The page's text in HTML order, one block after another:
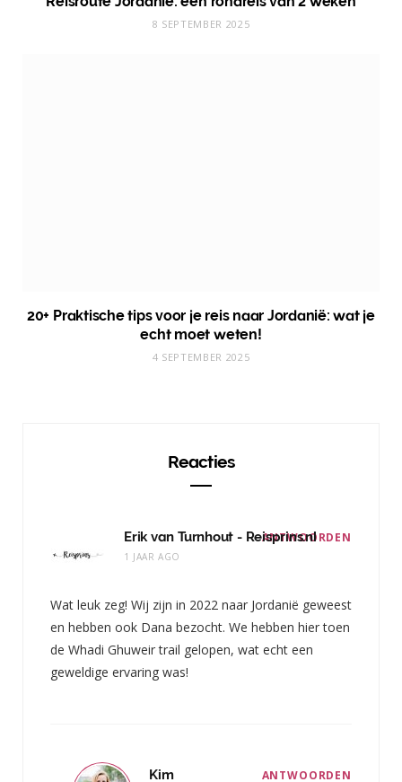
8 SEPTEMBER 2025
20+ Praktische tips voor je reis naar Jordanië: wat je
echt moet weten!
4 SEPTEMBER 2025
Reacties
Erik van Turnhout - Reisprins.nl
1 JAAR AGO
ANTWOORDEN
Wat leuk zeg! Wij zijn in 2022 naar Jordanië geweest
en hebben ook Dana bezocht. We hebben hier toen
de Whadi Ghuweir trail gelopen, wat echt een
geweldige ervaring was!
Kim ANTWOORDEN